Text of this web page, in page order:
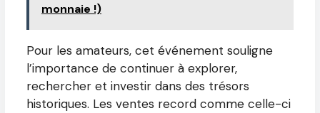
monnaie !)
Pour les amateurs, cet événement souligne
l’importance de continuer à explorer,
rechercher et investir dans des trésors
historiques. Les ventes record comme celle-ci